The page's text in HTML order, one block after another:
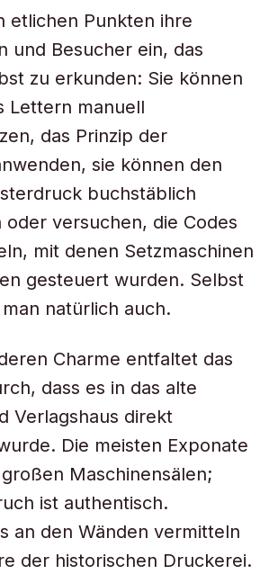
etlichen Punkten ihre
und Besucher ein, das
zu erkunden: Sie können
Lettern manuell
das Prinzip der
sie können den
buchstäblich
oder versuchen, die Codes
mit denen Setzmaschinen
gesteuert wurden. Selbst
natürlich auch.
Charme entfaltet das
dass es in das alte
Verlagshaus direkt
Die meisten Exponate
Maschinensälen;
ist authentisch.
an den Wänden vermitteln
der historischen Druckerei.